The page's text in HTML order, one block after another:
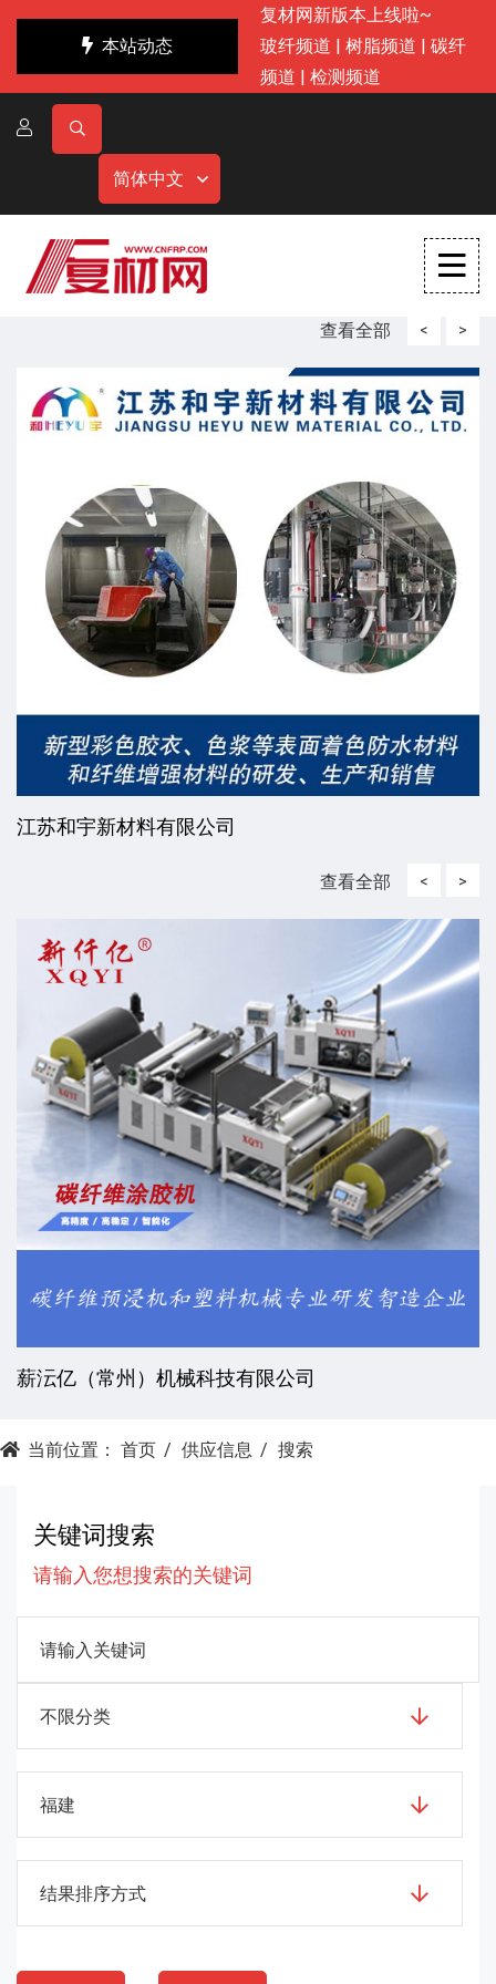
本站动态
复材网新版本上线啦~
玻纤频道 | 树脂频道 | 碳纤
频道 | 检测频道
简体中文
查看全部 <
江苏和宇新材料有限公司
>
查看全部 <
薪沄亿（常州）机械科技有限公司
>
当前位置： 首页 供应信息 搜索
关键词搜索
请输入您想搜索的关键词
不限分类
福建
结果排序方式